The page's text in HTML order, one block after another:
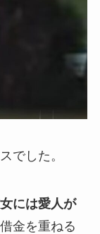
でした。
には愛人が
金を重ねる